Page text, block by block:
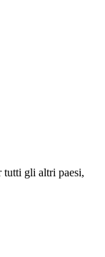
tutti gli altri paesi,